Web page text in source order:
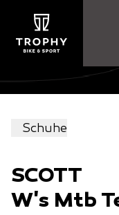
Schuhe
SCOTT
W's Mtb